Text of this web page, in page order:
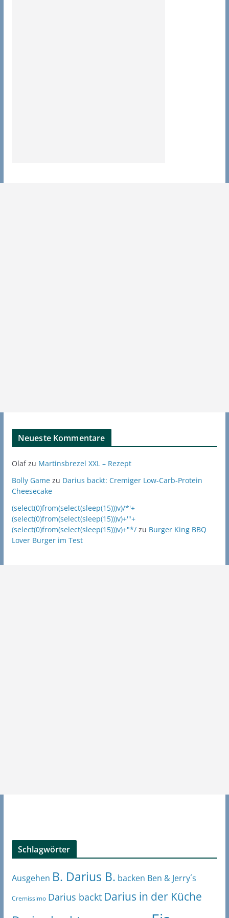
Neueste Kommentare
Olafzu Martinsbrezel XXL – Rezept
Bolly Gamezu Darius backt: Cremiger Low-Carb-Protein
Cheesecake
(select(0)from(select(sleep(15)))v)/*'+
(select(0)from(select(sleep(15)))v)+'"+
(select(0)from(select(sleep(15)))v)+"*/zu Burger King BBQ
Lover Burger im Test
Schlagwörter
Ausgehen B. Darius B. backen Ben & Jerry´s
Cremissimo Darius backt Darius in der Küche